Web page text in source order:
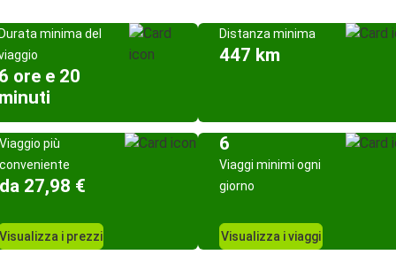
minima del
ore e 20
Distanza minima
447 km
Viaggio più
conveniente
da 27,98 €
Visualizza i prezzi
6
Viaggi minimi ogni
giorno
Visualizza i viaggi